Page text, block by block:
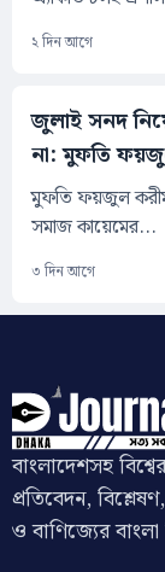
২ দিন আগে
জুলাই সনদ
না: মুফতি
মুফতি ফয়জুল করীম
সমাজ কায়েমের...
৩ দিন আগে
বাংলাদেশসহ
প্রতিবেদন,
ও বাণিজ্যের